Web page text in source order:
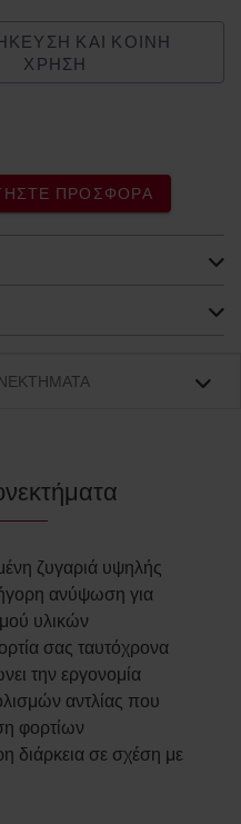
ΚΑΙ ΚΟΙΝΉ
ΧΡΉΣΗ
ΠΡΟΣΦΟΡΆ
ζυγαριά υψηλής
ανύψωση για
υλικών
σας ταυτόχρονα
την εργονομία
αντλίας που
φορτίων
διάρκεια σε σχέση με